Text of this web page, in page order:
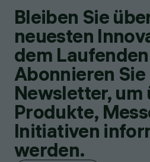
Bleiben Sie
neuesten
dem
Abonnieren
Newsletter, um
Produkte,
Initiativen
werden.